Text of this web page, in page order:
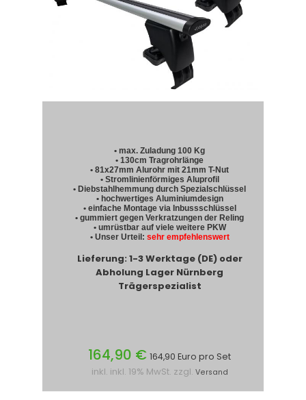
• max. Zuladung 100 Kg
• 130cm Tragrohrlänge
• 81x27mm Alurohr mit 21mm T-Nut
• Stromlinienförmiges Aluprofil
• Diebstahlhemmung durch Spezialschlüssel
• hochwertiges Aluminiumdesign
• einfache Montage via Inbussschlüssel
• gummiert gegen Verkratzungen der Reling
• umrüstbar auf viele weitere PKW
• Unser Urteil: sehr empfehlenswert
Lieferung: 1-3 Werktage (DE) oder
Abholung Lager Nürnberg
Trägerspezialist
164,90 € 164,90 Euro pro Set
inkl. inkl. 19% MwSt. zzgl. Versand